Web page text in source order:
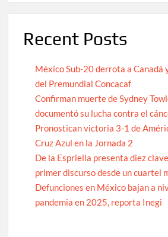
Recent Posts
México Sub-20 derrota a Canadá
del Premundial Concacaf
Confirman muerte de Sydney
documentó su lucha contra el
Pronostican victoria 3-1 de
Cruz Azul en la Jornada 2
De la Espriella presenta diez
primer discurso desde un cuartel
Defunciones en México bajan a
pandemia en 2025, reporta Inegi